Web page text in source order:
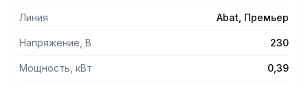
- Прилавок-витрина оснащен лампой подсветки.
- Все элементы конструкции выполнены из
- В комплект входят направляющие для подносов.
Линия Abat, Премьер
Напряжение, В 230
Мощность, кВт 0,39